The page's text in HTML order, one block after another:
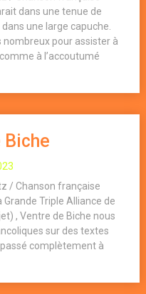
dans une tenue de
une large capuche.
nombreux pour assister à
à l’accoutumé
Biche
/ Chanson française
Triple Alliance de
, Ventre de Biche nous
sur des textes
complètement à